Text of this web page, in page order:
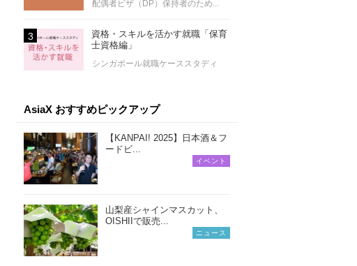
配偶者ビザ（DP）保持者のため...
資格・スキルを活かす就職「保育
士資格編」
シンガポール就職ケーススタディ
AsiaX おすすめピックアップ
【KANPAI! 2025】日本酒＆フ
ードビ...
イベント
山梨産シャインマスカット、
OISHIIで販売...
ニュース